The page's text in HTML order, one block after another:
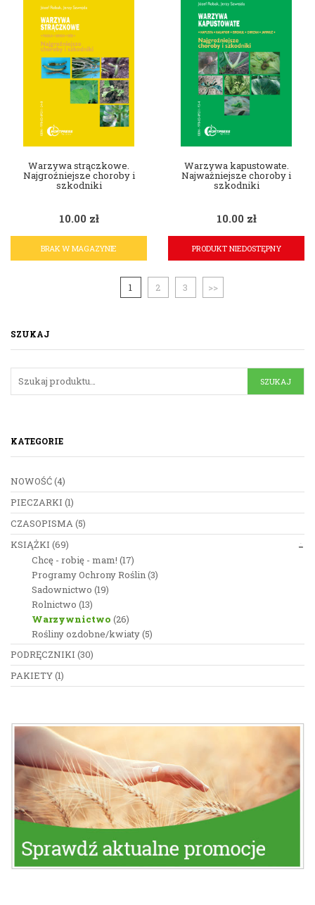
Warzywa strączkowe.
Najgroźniejsze choroby i
szkodniki
10.00 zł
BRAK W MAGAZYNIE
Warzywa kapustowate.
Najważniejsze choroby i
szkodniki
10.00 zł
PRODUKT NIEDOSTĘPNY
1 2 3 >>
SZUKAJ
KATEGORIE
NOWOŚĆ(4)
PIECZARKI (1)
CZASOPISMA(5)
KSIĄŻKI (69)
Chcę - robię - mam! (17)
Programy Ochrony Roślin(3)
Sadownictwo (19)
Rolnictwo (13)
Warzywnictwo (26)
Rośliny ozdobne/kwiaty(5)
PODRĘCZNIKI (30)
PAKIETY(1)